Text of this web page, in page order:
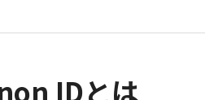
IDとは